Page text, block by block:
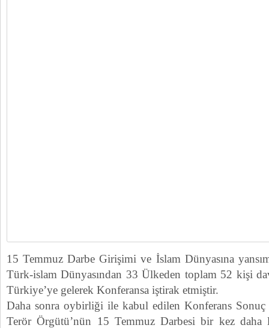
15 Temmuz Darbe Girişimi ve İslam Dünyasına
Türk-islam Dünyasından 33 Ülkeden toplam 52 kişi
Türkiye’ye gelerek Konferansa iştirak etmiştir.
Daha sonra oybirliği ile kabul edilen Konferans
Terör Örgütü’nün 15 Temmuz Darbesi bir kez daha